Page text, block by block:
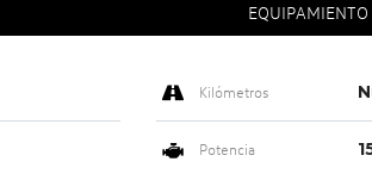
Kilómetros
Potencia